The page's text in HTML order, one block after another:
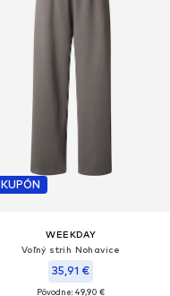
KUPÓN
WEEKDAY
Voľný strih Nohavice
35,91 €
Pôvodne: 49,90 €